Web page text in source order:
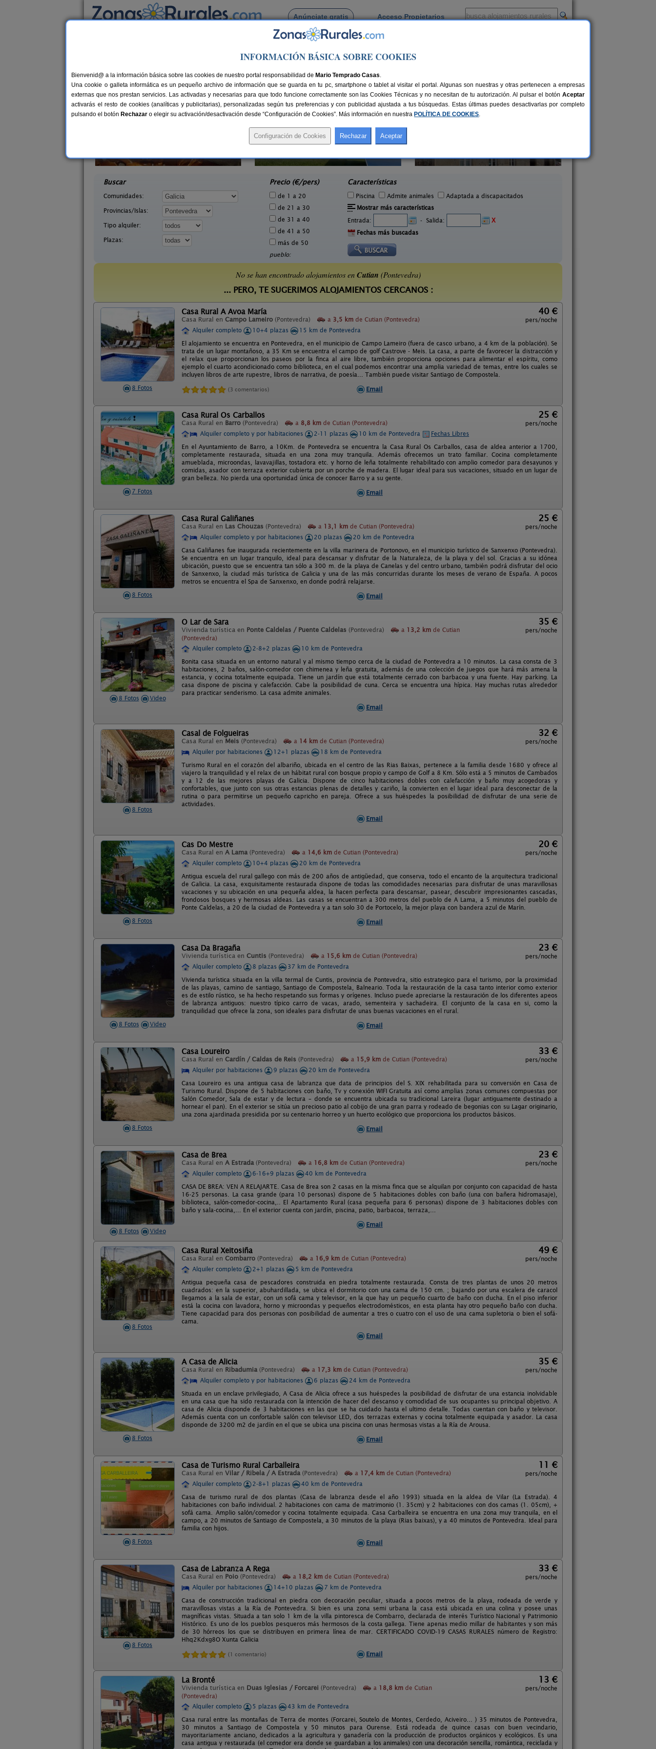
Anúnciate gratis Acceso Propietarios
Busca por pueblo
Casas Rurales cerca de Cutian
21 €
Casa Cruceiro
Buscar
Comunidades:
Provincias/Islas:
Tipo alquiler:
Plazas:
Precio (€/pers)
de 1 a 20
de 21 a 30
de 31 a 40
de 41 a 50
más de 50
pueblo:
Características
Piscina Admite animales
Adaptada a discapacitados
Mostrar más características
Entrada:
- Salida:
X
Fechas más buscadas
No se han encontrado alojamientos enCutian (Pontevedra)
... PERO, TE SUGERIMOS ALOJAMIENTOS CERCANOS :
8 Fotos
Casa Rural A Avoa María
Casa Rural en Campo Lameiro (Pontevedra) a 3,5 km de Cutian (Pontevedra)
40 €
pers/noche
Alquiler completo
10+4 plazas
15 km de Pontevedra
El alojamiento se encuentra en Pontevedra, en el municipio de Campo Lameiro (fuera de casco urbano, a 4 km de la población). Se
trata de un lugar montañoso, a 35 Km se encuentra el campo de golf Castrove - Meis. La casa, a parte de favorecer la distracción y
el relax que proporcionan los paseos por la finca al aire libre, también proporciona opciones para alimentar el espíritu, como
ejemplo el cuarto acondicionado como biblioteca, en el cual podemos encontrar una amplia variedad de temas, entre los cuales se
incluyen libros de arte rupestre, libros de narrativa, de poesía... También puede visitar Santiago de Compostela.
(3 comentarios) Email
7 Fotos
Casa Rural Os Carballos
Casa Rural en Barro (Pontevedra) a 8,8 km de Cutian (Pontevedra)
25 €
pers/noche
Alquiler completo y por habitaciones
2-11 plazas 10 km de Pontevedra
Fechas Libres
En el Ayuntamiento de Barro, a 10Km. de Pontevedra se encuentra la Casa Rural Os Carballos, casa de aldea anterior a 1700,
completamente restaurada, situada en una zona muy tranquila. Además ofrecemos un trato familiar. Cocina completamente
amueblada, microondas, lavavajillas, tostadora etc. y horno de leña totalmente rehabilitado con amplio comedor para desayunos y
comidas, asador con terraza exterior cubierta por un porche de madera. El lugar ideal para sus vacaciones, situado en un lugar de
gran belleza. No pierda una oportunidad única de conocer Barro y a su gente.
Email
8 Fotos
Casa Rural Galiñanes
Casa Rural en Las Chouzas (Pontevedra) a 13,1 km de Cutian (Pontevedra)
25 €
pers/noche
Alquiler completo y por habitaciones
20 plazas
20 km de Pontevedra
Casa Galiñanes fue inaugurada recientemente en la villa marinera de Portonovo, en el municipio turístico de Sanxenxo (Pontevedra).
Se encuentra en un lugar tranquilo, ideal para descansar y disfrutar de la Naturaleza, de la playa y del sol. Gracias a su idónea
ubicación, puesto que se encuentra tan sólo a 300 m. de la playa de Canelas y del centro urbano, también podrá disfrutar del ocio
de Sanxenxo, la ciudad más turística de Galicia y una de las más concurridas durante los meses de verano de España. A pocos
metros se encuentra el Spa de Sanxenxo, en donde podrá relajarse.
Email
8 Fotos Video
O Lar de Sara
Vivienda turística en Ponte Caldelas / Puente Caldelas (Pontevedra) a 13,2 km de Cutian
(Pontevedra)
35 €
pers/noche
Alquiler completo 2-8+2 plazas
10 km de Pontevedra
Bonita casa situada en un entorno natural y al mismo tiempo cerca de la ciudad de Pontevedra a 10 minutos. La casa consta de 3
habitaciones, 2 baños, salón-comedor con chimenea y leña gratuita, además de una colección de juegos que hará más amena la
estancia, y cocina totalmente equipada. Tiene un jardín que está totalmente cerrado con barbacoa y una fuente. Hay parking. La
casa dispone de piscina y calefacción. Cabe la posibilidad de cuna. Cerca se encuentra una hípica. Hay muchas rutas alrededor
para practicar senderismo. La casa admite animales.
Email
8 Fotos
Casal de Folgueiras
Casa Rural en Meis (Pontevedra) a 14 km de Cutian (Pontevedra)
32 €
pers/noche
Alquiler por habitaciones
12+1 plazas
18 km de Pontevedra
Turismo Rural en el corazón del albariño, ubicada en el centro de las Rias Baixas, pertenece a la familia desde 1680 y ofrece al
viajero la tranquilidad y el relax de un hábitat rural con bosque propio y campo de Golf a 8 Km. Sólo está a 5 minutos de Cambados
y a 12 de las mejores playas de Galicia. Dispone de cinco habitaciones dobles con calefacción y baño muy acogedoras y
confortables, que junto con sus otras estancias plenas de detalles y cariño, la convierten en el lugar ideal para desconectar de la
rutina o para permitirse un pequeño capricho en pareja. Ofrece a sus huéspedes la posibilidad de disfrutar de una serie de
actividades.
Email
8 Fotos
Cas Do Mestre
Casa Rural en A Lama (Pontevedra) a 14,6 km de Cutian (Pontevedra)
20 €
pers/noche
Alquiler completo
10+4 plazas
20 km de Pontevedra
Antigua escuela del rural gallego con más de 200 años de antigüedad, que conserva, todo el encanto de la arquitectura tradicional
de Galicia. La casa, exquisitamente restaurada dispone de todas las comodidades necesarias para disfrutar de unas maravillosas
vacaciones y su ubicación en una pequeña aldea, la hacen perfecta para descansar, pasear, descubrir impresionantes cascadas,
frondosos bosques y hermosas aldeas. Las casas se encuentran a 300 metros del pueblo de A Lama, a 5 minutos del pueblo de
Ponte Caldelas, a 20 de la ciudad de Pontevedra y a tan solo 30 de Portocelo, la mejor playa con bandera azul de Marín.
Email
8 Fotos Video
Casa Da Bragaña
Vivienda turística en Cuntis (Pontevedra) a 15,6 km de Cutian (Pontevedra)
23 €
pers/noche
Alquiler completo
8 plazas
37 km de Pontevedra
Vivienda turística situada en la villa termal de Cuntis, provincia de Pontevedra, sitio estrategico para el turismo, por la proximidad
de las playas, camino de santiago, Santiago de Compostela, Balneario. Toda la restauración de la casa tanto interior como exterior
es de estilo rústico, se ha hecho respetando sus formas y orígenes. Incluso puede apreciarse la restauración de los diferentes apeos
de labranza antiguos: nuestro típico carro de vacas, arado, sementeira y sachadeira. El conjunto de la casa en si, como la
tranquilidad que ofrece la zona, son ideales para disfrutar de unas buenas vacaciones en el rural.
Email
8 Fotos
Casa Loureiro
Casa Rural en Cardín / Caldas de Reis (Pontevedra) a 15,9 km de Cutian (Pontevedra)
33 €
pers/noche
Alquiler por habitaciones
9 plazas
20 km de Pontevedra
Casa Loureiro es una antigua casa de labranza que data de principios del S. XIX rehabilitada para su conversión en Casa de
Turismo Rural. Dispone de 5 habitaciones con baño, Tv y conexión WIFI Gratuita así como amplias zonas comunes compuestas por
Salón Comedor, Sala de estar y de lectura – donde se encuentra ubicada su tradicional Lareira (lugar antiguamente destinado a
hornear el pan). En el exterior se sitúa un precioso patio al cobijo de una gran parra y rodeado de begonias con su Lagar originario,
una zona ajardinada presidida por su centenario horreo y un huerto ecológico que proporciona los productos básicos.
Email
8 Fotos Video
Casa de Brea
Casa Rural en A Estrada (Pontevedra) a 16,8 km de Cutian (Pontevedra)
23 €
pers/noche
Alquiler completo
6-16+9 plazas
40 km de Pontevedra
CASA DE BREA: VEN A RELAJARTE. Casa de Brea son 2 casas en la misma finca que se alquilan por conjunto con capacidad de hasta
16-25 personas. La casa grande (para 10 personas) dispone de 5 habitaciones dobles con baño (una con bañera hidromasaje),
biblioteca, salón-comedor-cocina,.. El Apartamento Rural (casa pequeña para 6 personas) dispone de 3 habitaciones dobles con
baño y sala-cocina,... En el exterior cuenta con jardín, piscina, patio, barbacoa, terraza,...
Email
8 Fotos
Casa Rural Xeitosiña
Casa Rural en Combarro (Pontevedra) a 16,9 km de Cutian (Pontevedra)
49 €
pers/noche
Alquiler completo
2+1 plazas
5 km de Pontevedra
Antigua pequeña casa de pescadores construida en piedra totalmente restaurada. Consta de tres plantas de unos 20 metros
cuadrados: en la superior, abuhardillada, se ubica el dormitorio con una cama de 150 cm. ; bajando por una escalera de caracol
llegamos a la sala de estar, con un sofá cama y televisor, en la que hay un pequeño cuarto de baño con ducha. En el piso inferior
está la cocina con lavadora, horno y microondas y pequeños electrodomésticos, en esta planta hay otro pequeño baño con ducha.
Tiene capacidad para dos personas con posibilidad de aumentar a tres o cuatro con el uso de una cama supletoria o bien el sofá-
cama.
Email
8 Fotos
A Casa de Alicia
Casa Rural en Ribadumia (Pontevedra) a 17,3 km de Cutian (Pontevedra)
35 €
pers/noche
Alquiler completo y por habitaciones
6 plazas
24 km de Pontevedra
Situada en un enclave privilegiado, A Casa de Alicia ofrece a sus huéspedes la posibilidad de disfrutar de una estancia inolvidable
en una casa que ha sido restaurada con la intención de hacer del descanso y comodidad de sus ocupantes su principal objetivo. A
casa de Alicia disponde de 3 habitaciones en las que se ha cuidado hasta el ultimo detalle. Todas cuentan con baño y televisor.
Además cuenta con un confortable salón con televisor LED, dos terrazas externas y cocina totalmente equipada y asador. La casa
disponde de 3200 m2 de jardín en el que se ubica una piscina con unas hermosas vistas a la Ría de Arousa.
Email
8 Fotos
Casa de Turismo Rural Carballeira
Casa Rural en Vilar / Ribela / A Estrada (Pontevedra) a 17,4 km de Cutian (Pontevedra)
11 €
pers/noche
Alquiler completo
2-8+1 plazas
40 km de Pontevedra
Casa de turismo rural de dos plantas (Casa de labranza desde el año 1993) situada en la aldea de Vilar (La Estrada). 4
habitaciones con baño individual. 2 habitaciones con cama de matrimonio (1. 35cm) y 2 habitaciones con dos camas (1. 05cm), +
sofá cama. Amplio salón/comedor y cocina totalmente equipada. Casa Carballeira se encuentra en una zona muy tranquila, en el
campo, a 20 minutos de Santiago de Compostela, a 30 minutos de la playa (Rias baixas), y a 40 minutos de Pontevedra. Ideal para
familia con hijos.
Email
8 Fotos
Casa de Labranza A Rega
Casa Rural en Poio (Pontevedra) a 18,2 km de Cutian (Pontevedra)
33 €
pers/noche
Alquiler por habitaciones
14+10 plazas
7 km de Pontevedra
Casa de construcción tradicional en piedra con decoración peculiar, situada a pocos metros de la playa, rodeada de verde y
maravillosas vistas a la Ría de Pontevedra. Si bien es una zona semi urbana la casa está ubicada en una colina y posee unas
magníficas vistas. Situada a tan solo 1 km de la villa pintoresca de Combarro, declarada de interés Turístico Nacional y Patrimonio
Histórico. Es uno de los pueblos pesqueros más hermosos de la costa gallega. Tiene apenas medio millar de habitantes y son más
de 30 hórreos los que se distribuyen en primera línea de mar. CERTIFICADO COVID-19 CASAS RURALES número de Registro:
Hhq2Kdxg8O Xunta Galicia
(1 comentario) Email
La Bronté
Vivienda turística en Duas Iglesias / Forcarei (Pontevedra) a 18,8 km de Cutian
(Pontevedra)
13 €
pers/noche
Alquiler completo 5 plazas
43 km de Pontevedra
Casa rural entre las montañas de Terra de montes (Forcarei, Soutelo de Montes, Cerdedo, Aciveiro... ) 35 minutos de Pontevedra,
30 minutos a Santiago de Compostela y 50 minutos para Ourense. Está rodeada de quince casas con buen vecindario,
mayoritariamente anciano, dedicados a la agricultura y ganadería con la producción de productos orgánicos y ecológicos. Es una
casa antigua y restaurada (el comedor era donde se guardaban a los animales) con una decoración sencilla, romántica, reciclada y
INFORMACIÓN BÁSICA SOBRE COOKIES
Bienvenid@ a la información básica sobre las cookies de nuestro portal responsabilidad de Mario Temprado Casas.
Una cookie o galleta informática es un pequeño archivo de información que se guarda en tu pc, smartphone o tablet al visitar el portal. Algunas son nuestras y otras pertenecen a empresas
externas que nos prestan servicios. Las activadas y necesarias para que todo funcione correctamente son las Cookies Técnicas y no necesitan de tu autorización. Al pulsar el botón Aceptar
activarás el resto de cookies (analíticas y publicitarias), personalizadas según tus preferencias y con publicidad ajustada a tus búsquedas. Estas últimas puedes desactivarlas por completo
pulsando el botón Rechazar o elegir su activación/desactivación desde “Configuración de Cookies”. Más información en nuestra POLÍTICA DE COOKIES.